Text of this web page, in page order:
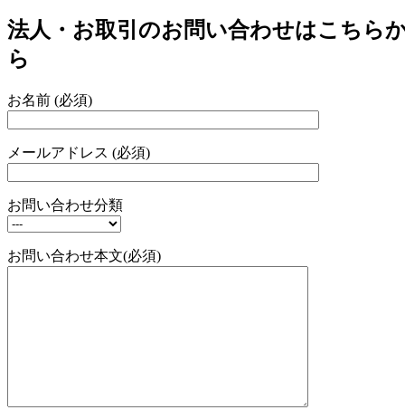
法人・お取引のお問い合わせはこちら
ら
お名前 (必須)
メールアドレス (必須)
お問い合わせ分類
お問い合わせ本文(必須)